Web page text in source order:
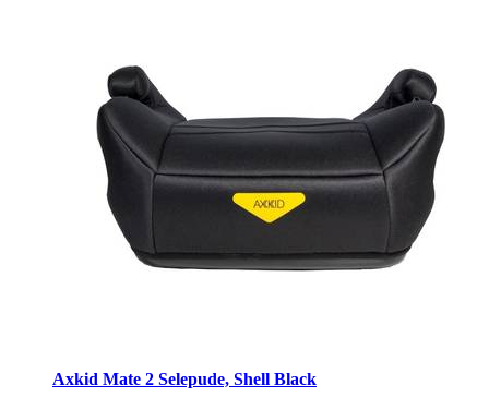
Axkid Mate 2 Selepude, Shell Black